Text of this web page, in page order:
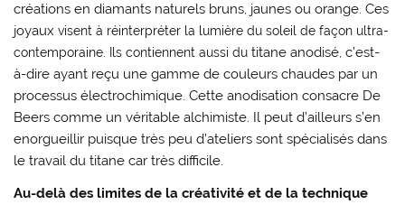
créations en diamants naturels bruns, jaunes ou orange. Ces
joyauxvisent à réinterpréter la lumière du soleil de façon ultra-
contemporaine. Ils contiennent aussi dutitane anodisé, c’est-
à-dire ayant reçu une gamme de couleurs chaudes par un
processus électrochimique. Cette anodisation consacre De
Beers comme un véritable alchimiste. Il peut d’ailleurs s’en
enorgueillir puisque très peu d’ateliers sont spécialisés dans
le travail du titane car très difficile.
Au-delà des limites de la créativité et de la technique